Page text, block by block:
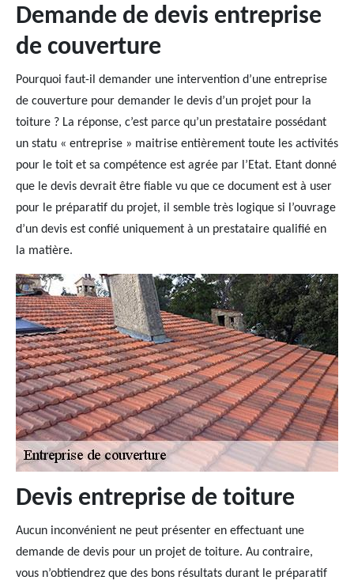
Demande de devis entreprise
de couverture
Pourquoi faut-il demander une intervention d’une entreprise
de couverture pour demander le devis d’un projet pour la
toiture ? La réponse, c’est parce qu’un prestataire possédant
un statu « entreprise » maitrise entièrement toute les activités
pour le toit et sa compétence est agrée par l’Etat. Etant donné
que le devis devrait être fiable vu que ce document est à user
pour le préparatif du projet, il semble très logique si l’ouvrage
d’un devis est confié uniquement à un prestataire qualifié en
la matière.
Devis entreprise de toiture
Aucun inconvénient ne peut présenter en effectuant une
demande de devis pour un projet de toiture. Au contraire,
vous n’obtiendrez que des bons résultats durant le préparatif